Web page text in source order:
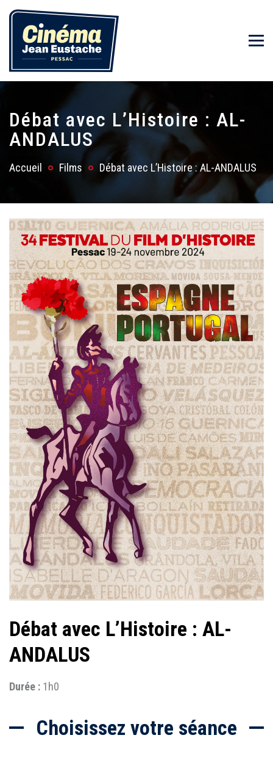
Débat avec L’Histoire : AL-
ANDALUS
Accueil Films Débat avec L’Histoire : AL-ANDALUS
Débat avec L’Histoire : AL-
ANDALUS
Durée : 1h0
Choisissez votre séance